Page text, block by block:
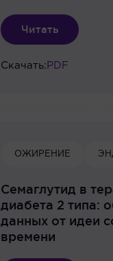
Читать
Скачать: PDF
ОЖИРЕНИЕ
Семаглутид в
диабета 2 типа:
данных от идеи
времени